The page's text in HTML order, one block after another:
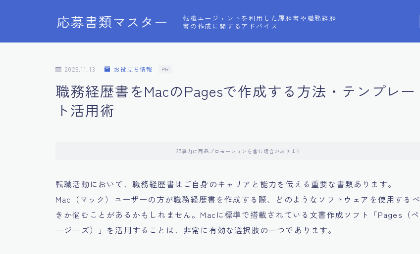
応募書類マスター
転職エージェントを利用した履歴書や職務経歴
書の作成に関するアドバイス
2025.11.13 お役立ち情報 PR
職務経歴書をMacのPagesで作成する方法・テンプレー
ト活用術
記事内に商品プロモーションを含む場合があります
転職活動において、職務経歴書はご自身のキャリアと能力を伝える重要な書類あります。
Mac（マック）ユーザーの方が職務経歴書を作成する際、どのようなソフトウェアを使用するべ
きか悩むことがあるかもしれません。Macに標準で搭載されている文書作成ソフト「Pages（ペ
ージーズ）」を活用することは、非常に有効な選択肢の一つであります。